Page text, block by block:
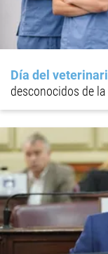
Día del
desconocidos de